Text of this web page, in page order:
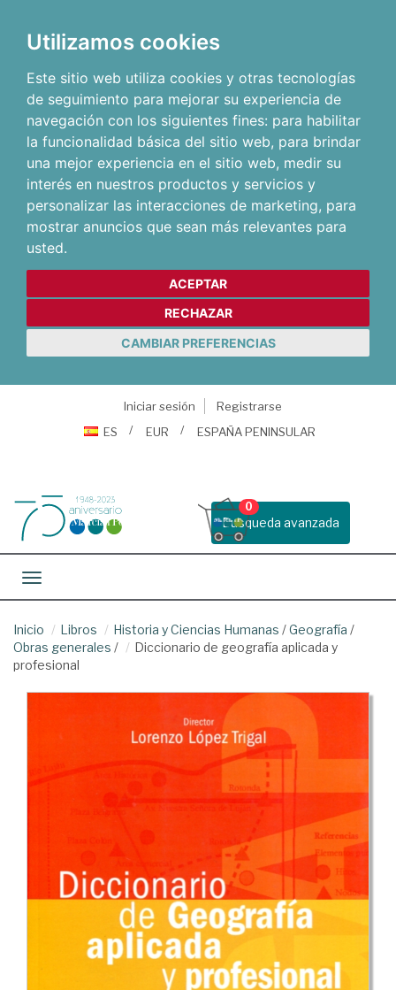
Utilizamos cookies
Este sitio web utiliza cookies y otras tecnologías
de seguimiento para mejorar su experiencia de
navegación con los siguientes fines: para habilitar
la funcionalidad básica del sitio web, para brindar
una mejor experiencia en el sitio web, medir su
interés en nuestros productos y servicios y
personalizar las interacciones de marketing, para
mostrar anuncios que sean más relevantes para
usted.
ACEPTAR
RECHAZAR
CAMBIAR PREFERENCIAS
Iniciar sesión
Registrarse
ES
EUR ESPAÑA PENINSULAR
Busqueda avanzada
0
Toggle navigation
Inicio Libros Historia y Ciencias Humanas /Geografía /
Obras generales /
Diccionario de geografía aplicada y
profesional